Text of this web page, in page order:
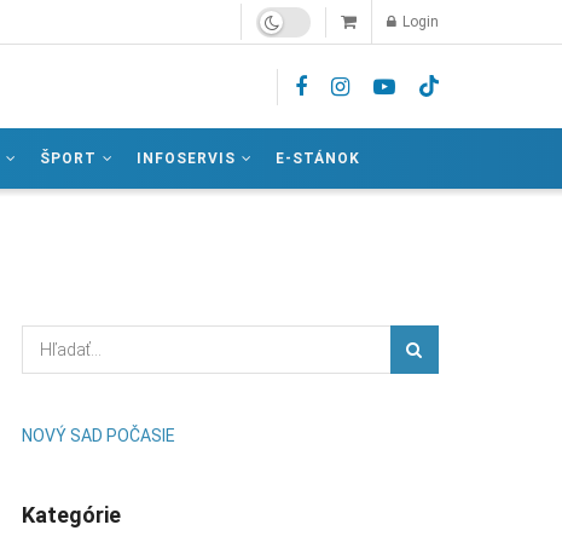
Login
ŠPORT INFOSERVIS E-STÁNOK
NOVÝ SAD POČASIE
Kategórie